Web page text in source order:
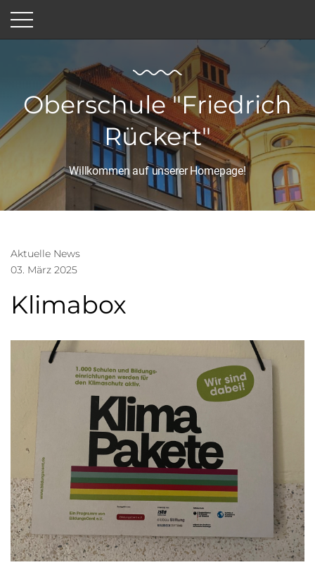
Oberschule "Friedrich
Rückert"
Willkommen auf unserer Homepage!
Aktuelle News
03. März 2025
Klimabox